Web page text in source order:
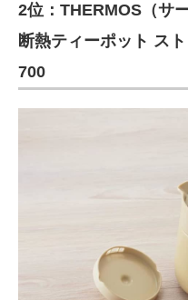
2位：THERMOS（サ
断熱ティーポット ス
700